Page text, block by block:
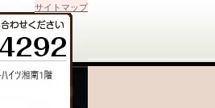
サイトマップ